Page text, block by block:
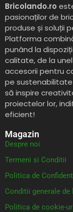
Bricolando.ro
pasionaților de
produse și soluții
Platforma
punând la
calitate, de la
accesorii pentru
pe sustenabilitate
să inspire
proiectelor lor,
eficient!
Magazin
Despre noi
Termeni si Conditii
Politica de
Conditii generale de
Politica de cookie-